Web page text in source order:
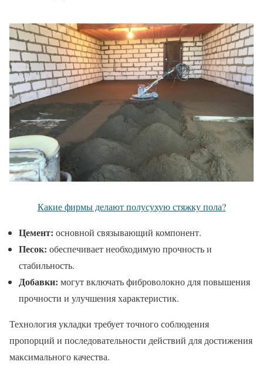
Какие фирмы делают полусухую стяжку пола?
Цемент: основной связывающий компонент.
Песок: обеспечивает необходимую прочность и
стабильность.
Добавки: могут включать фиброволокно для повышения
прочности и улучшения характеристик.
Технология укладки требует точного соблюдения
пропорций и последовательности действий для достижения
максимального качества.